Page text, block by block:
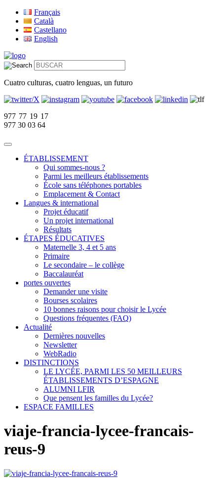
Français
Català
Castellano
English
Cuatro culturas, cuatro lenguas, un futuro
977 77 19 17
977 30 03 64
ÉTABLISSEMENT
Qui sommes-nous ?
Parmi les meilleurs établissements
École sans téléphones portables
Emplacement & Contact
Langues & international
Projet éducatif
Un projet international
Résultats
ÉTAPES ÉDUCATIVES
Maternelle 3, 4 et 5 ans
Primaire
Le secondaire – le collège
Baccalauréat
portes ouvertes
Demander une visite
Bourses scolaires
10 bonnes raisons pour choisir le Lycée
Questions fréquentes (FAQ)
Actualité
Dernières nouvelles
Newsletter
WebRadio
DISTINCTIONS
LE LYCÉE, PARMI LES 50 MEILLEURS
ÉTABLISSEMENTS D’ESPAGNE
ALUMNI LFIR
Que pensent les familles du Lycée?
ESPACE FAMILLES
viaje-francia-lycee-francais-
reus-9